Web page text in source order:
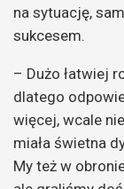
na sytuację,
sukcesem.
– Dużo łatwiej
dlatego
więcej, wcale
miała świetna
My też w